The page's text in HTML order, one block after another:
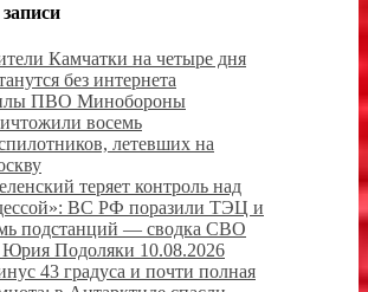
Камчатки на четыре дня
без интернета
ПВО Минобороны
восемь
летевших на
теряет контроль над
ВС РФ поразили ТЭЦ и
подстанций — сводка СВО
Юрия Подоляки 10.08.2026
43 градуса и почти полная